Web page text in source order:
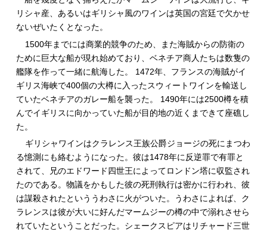
リシャ産、あるいはギリシャ風のワインは英国の宮廷で欠かせ
ないぜいたくとなった。
1500年までには商業的競争のため、また海賊からの防衛の
ために巨大な船が現れ始めており、ベネチア商人たちは数隻の
艦隊を作って一緒に航海した。 1472年、フランスの海賊がイ
ギリス海峡で400個の大樽に入ったスウィートワインを輸送し
ていたベネチアのガレー船を襲った。 1490年には2500樽を積
んでイギリスに向かっていた船が目的地の近くまできて座礁し
た。
ギリシャワインはクラレンス王族公爵ジョージの死にまつわ
る憶測にも絡むようになった。彼は1478年に反逆罪で有罪と
されて、兄のエドワード四世王によってロンドン塔に収監され
たのである。物議をかもした彼の死刑執行は密かに行われ、彼
は謀殺されたといううわさに火がついた。うわさによれば、ク
ラレンスは彼が大いに好んだマームジーの樽の中で溺れさせら
れていたということだった。シェークスピアはリチャード三世